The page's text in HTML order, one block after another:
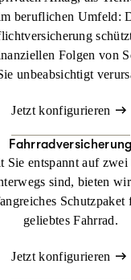
beruflichen Umfeld:
Folgen von
unbeabsichtigt
Jetzt konfigurieren
Fahrradversicherung
Sie entspannt auf zwei
sind, bieten
Schutzpaket
geliebtes Fahrrad.
Jetzt konfigurieren